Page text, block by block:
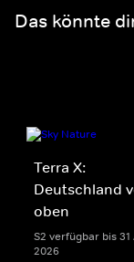
Das könnte
Terra X:
Deutschland
oben
S2 verfügbar bis 31
2026